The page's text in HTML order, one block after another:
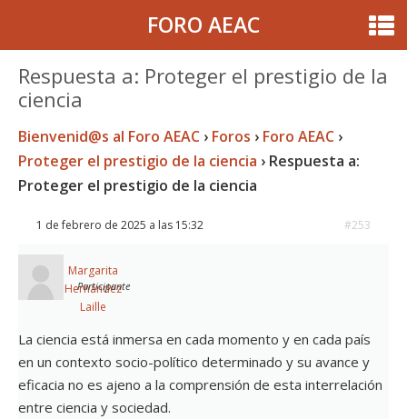
FORO AEAC
Respuesta a: Proteger el prestigio de la
ciencia
Bienvenid@s al Foro AEAC › Foros › Foro AEAC ›
Proteger el prestigio de la ciencia › Respuesta a:
Proteger el prestigio de la ciencia
1 de febrero de 2025 a las 15:32 #253
Margarita
Hernández
Laille
Participante
La ciencia está inmersa en cada momento y en cada país
en un contexto socio-político determinado y su avance y
eficacia no es ajeno a la comprensión de esta interrelación
entre ciencia y sociedad.